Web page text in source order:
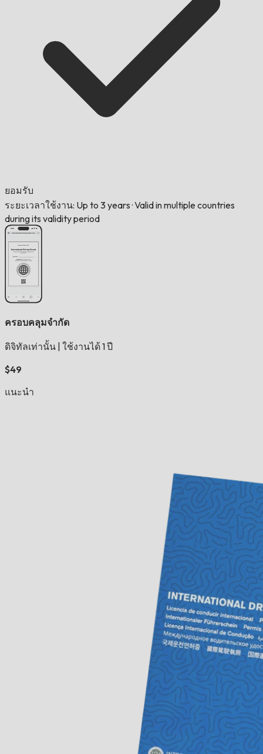
ยอมรับ
ระยะเวลาใช้งาน: Up to 3 years ·Valid in multiple countries
during its validity period
ครอบคลุมจำกัด
ดิจิทัลเท่านั้น ใช้งานได้ 1 ปี
$49
แนะนำ